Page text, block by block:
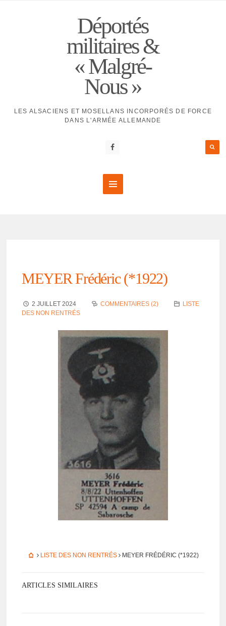
Déportés
militaires &
« Malgré-
Nous »
LES ALSACIENS ET MOSELLANS INCORPORÉS DE FORCE
DANS L'ARMÉE ALLEMANDE
MEYER Frédé­ric (*1922)
2 JUILLET 2024 COMMENTAIRES (2)
LISTE
DES NON RENTRÉS
LISTE DES NON RENTRÉS MEYER FRÉDÉ­RIC (*1922)
ARTICLES SIMILAIRES